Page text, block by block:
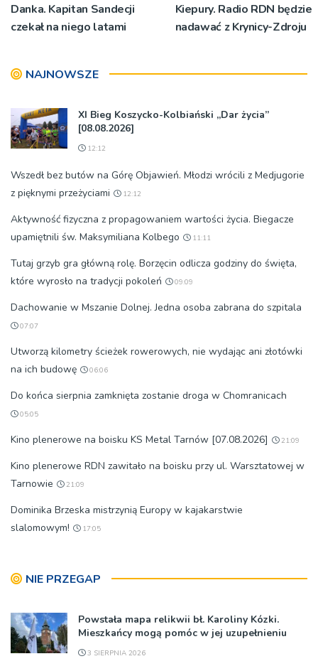
Danka. Kapitan Sandecji
czekał na niego latami
Kiepury. Radio RDN będzie
nadawać z Krynicy-Zdroju
NAJNOWSZE
XI Bieg Koszycko-Kolbiański „Dar życia”
[08.08.2026]
12:12
Wszedł bez butów na Górę Objawień. Młodzi wrócili z Medjugorie
z pięknymi przeżyciami
12:12
Aktywność fizyczna z propagowaniem wartości życia. Biegacze
upamiętnili św. Maksymiliana Kolbego
11:11
Tutaj grzyb gra główną rolę. Borzęcin odlicza godziny do święta,
które wyrosło na tradycji pokoleń
09:09
Dachowanie w Mszanie Dolnej. Jedna osoba zabrana do szpitala
07:07
Utworzą kilometry ścieżek rowerowych, nie wydając ani złotówki
na ich budowę
06:06
Do końca sierpnia zamknięta zostanie droga w Chomranicach
05:05
Kino plenerowe na boisku KS Metal Tarnów [07.08.2026] 21:09
Kino plenerowe RDN zawitało na boisku przy ul. Warsztatowej w
Tarnowie
21:09
Dominika Brzeska mistrzynią Europy w kajakarstwie
slalomowym!
17:05
NIE PRZEGAP
Powstała mapa relikwii bł. Karoliny Kózki.
Mieszkańcy mogą pomóc w jej uzupełnieniu
3 SIERPNIA 2026